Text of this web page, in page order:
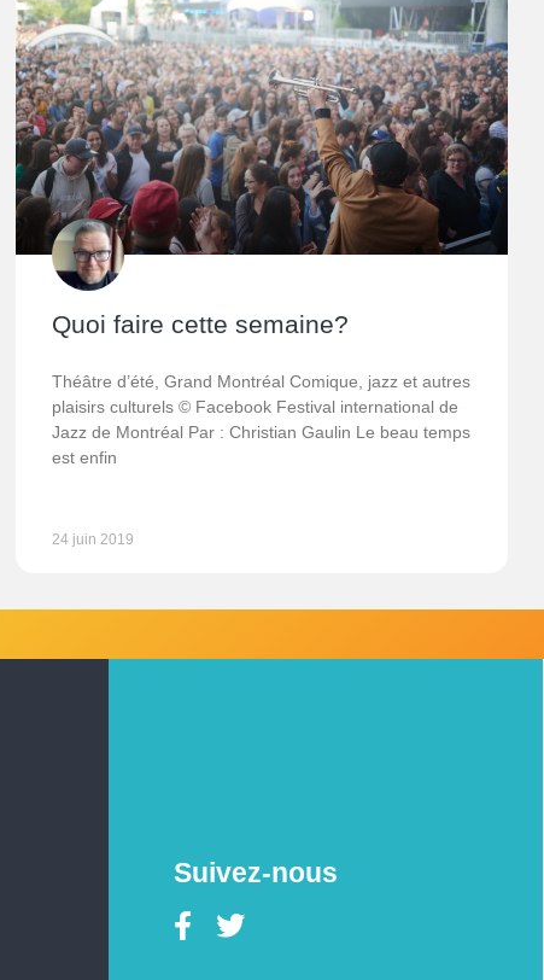
Quoi faire cette semaine?
Théâtre d’été, Grand Montréal Comique, jazz et autres
plaisirs culturels © Facebook Festival international de
Jazz de Montréal Par : Christian Gaulin Le beau temps
est enfin
24 juin 2019
Suivez-nous